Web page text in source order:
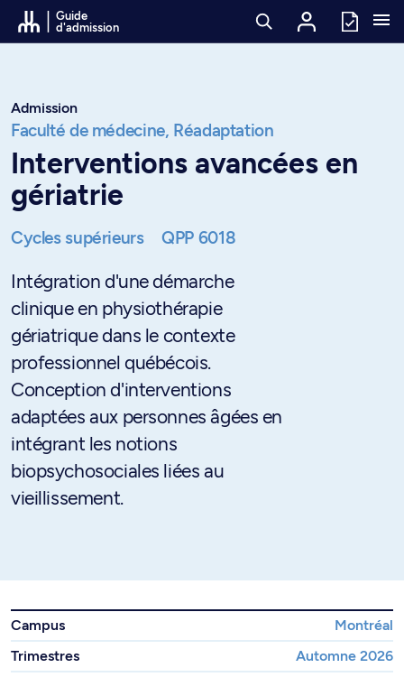
Passer au contenu
Guide
d'admission
Admission
Faculté de médecine, Réadaptation
Interventions avancées en
gériatrie
Cycles supérieurs QPP 6018
Intégration d'une démarche
clinique en physiothérapie
gériatrique dans le contexte
professionnel québécois.
Conception d'interventions
adaptées aux personnes âgées en
intégrant les notions
biopsychosociales liées au
vieillissement.
Campus
Montréal
Trimestres
Automne 2026